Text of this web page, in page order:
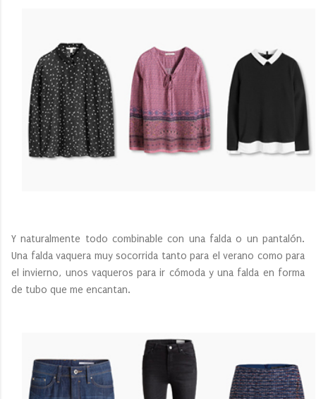
Y naturalmente todo combinable con una falda o un pantalón.
Una falda vaquera muy socorrida tanto para el verano como para
el invierno, unos vaqueros para ir cómoda y una falda en forma
de tubo que me encantan.